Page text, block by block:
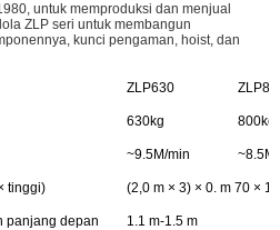
untuk memproduksi dan menjual
ZLP seri untuk membangun
kunci pengaman, hoist, dan
ZLP630
630kg 800kg
~9.5M/min
tinggi) (2,0 m × 3) × 0. m 70 ×
panjang depan
1.1 m-1.5 m